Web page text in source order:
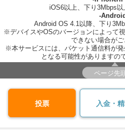
iOS6以上、下り3Mbps
-
Android OS 4.1以降、下り
※デバイスやOSのバージョンによって
できない場合がご
※本サービスには、パケット通信料が
となる可能性がありますの
ページ先
投票 入金・